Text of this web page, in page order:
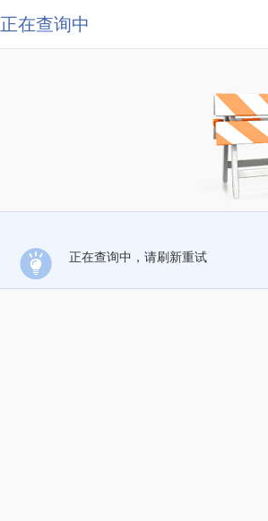
正在查询中
正在查询中，请刷新重试